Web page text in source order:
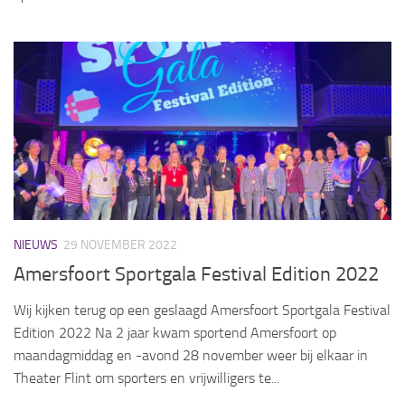
NIEUWS 29 NOVEMBER 2022
Amersfoort Sportgala Festival Edition 2022
Wij kijken terug op een geslaagd Amersfoort Sportgala Festival
Edition 2022 Na 2 jaar kwam sportend Amersfoort op
maandagmiddag en -avond 28 november weer bij elkaar in
Theater Flint om sporters en vrijwilligers te...